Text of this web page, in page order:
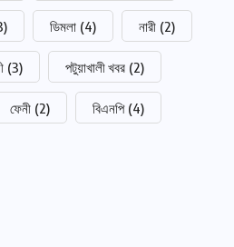
ডিমলা (4) নারী (2)
(3) পটুয়াখালী খবর (2)
ফেনী (2) বিএনপি (4)